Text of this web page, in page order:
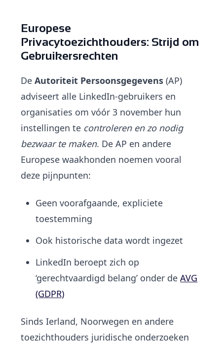
Europese
Privacytoezichthouders: Strijd om
Gebruikersrechten
DeAutoriteit Persoonsgegevens (AP)
adviseert alle LinkedIn-gebruikers en
organisaties om vóór 3 november hun
instellingen te controleren en zo nodig
bezwaar te maken. De AP en andere
Europese waakhonden noemen vooral
deze pijnpunten:
Geen voorafgaande, expliciete
toestemming
Ook historische data wordt ingezet
LinkedIn beroept zich op
‘gerechtvaardigd belang’ onder deAVG
(GDPR)
Sinds Ierland, Noorwegen en andere
toezichthouders juridische onderzoeken